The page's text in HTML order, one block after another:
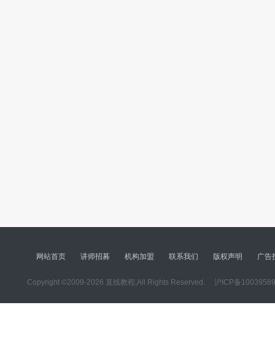
网站首页 讲师招募 机构加盟 联系我们 版权声明 广告
Copyright ©2009-2026 直线教程,All Rights Reserved. 沪ICP备